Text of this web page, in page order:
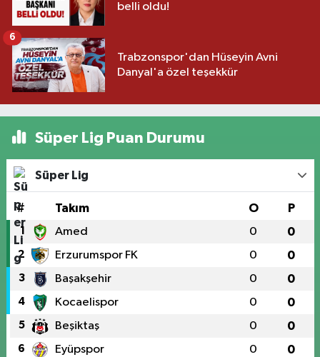
belli oldu!
Trabzonspor'dan Hüseyin Avni
Danyal'a özel teşekkür
6
Süper Lig Puan Durumu
Süper Lig
# Takım O P
1 Amed 0 0
2 Erzurumspor FK 0 0
3 Başakşehir 0 0
4 Kocaelispor 0 0
5 Beşiktaş 0 0
6 Eyüpspor 0 0